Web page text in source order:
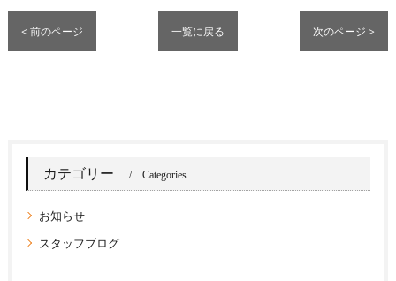
< 前のページ 一覧に戻る 次のページ >
カテゴリー Categories
お知らせ
スタッフブログ